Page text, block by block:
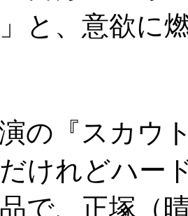
と、意欲に
演の『スカウ
けれどハー
で、正塚（